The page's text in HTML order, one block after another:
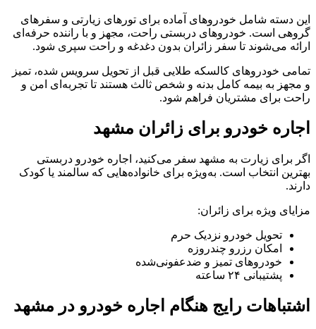
این دسته شامل خودروهای آماده برای تورهای زیارتی و سفرهای
گروهی است. خودروهای دربستی راحت، مجهز و با راننده حرفه‌ای
ارائه می‌شوند تا سفر زائران بدون دغدغه و راحت سپری شود.
تمامی خودروهای کالسکه طلایی قبل از تحویل سرویس شده، تمیز
و مجهز به بیمه کامل بدنه و شخص ثالث هستند تا تجربه‌ای امن و
راحت برای مشتریان فراهم شود.
اجاره خودرو برای زائران مشهد
اگر برای زیارت به مشهد سفر می‌کنید، اجاره خودرو دربستی
بهترین انتخاب است. به‌ویژه برای خانواده‌هایی که سالمند یا کودک
دارند.
مزایای ویژه برای زائران:
تحویل خودرو نزدیک حرم
امکان رزرو چندروزه
خودروهای تمیز و ضدعفونی‌شده
پشتیبانی ۲۴ ساعته
اشتباهات رایج هنگام اجاره خودرو در مشهد